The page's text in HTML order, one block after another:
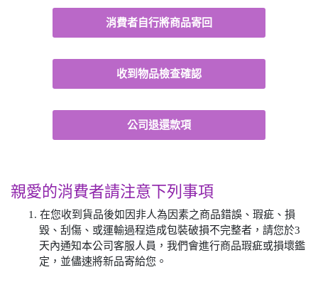
消費者自行將商品寄回
收到物品檢查確認
公司退還款項
親愛的消費者請注意下列事項
1. 在您收到貨品後如因非人為因素之商品錯誤、瑕疵、損
毀、刮傷、或運輸過程造成包裝破損不完整者，請您於3
天內通知本公司客服人員，我們會進行商品瑕疵或損壞鑑
定，並儘速將新品寄給您。